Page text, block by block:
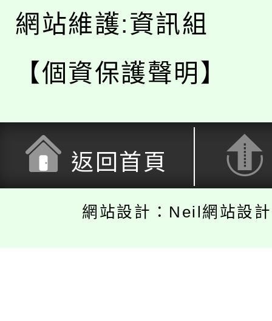
網站維護:資訊組
【個資保護聲明】
返回首頁
網站設計：Neil網站設